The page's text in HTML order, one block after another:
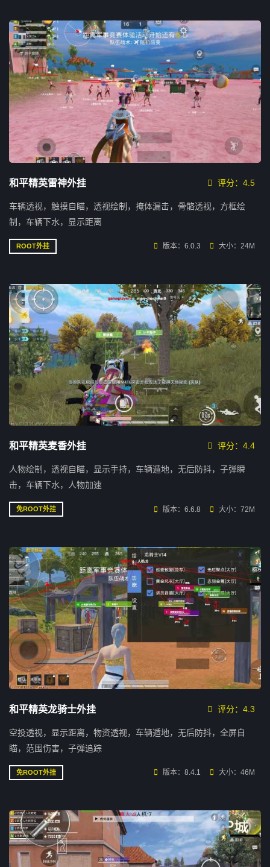
和平精英雷神外挂 评分：4.5
车辆透视，触摸自瞄，透视绘制，掩体漏击，骨骼透视，方框绘
制，车辆下水，显示距离
ROOT外挂 版本：6.0.3 大小：24M
和平精英麦香外挂 评分：4.4
人物绘制，透视自瞄，显示手持，车辆遁地，无后防抖，子弹瞬
击，车辆下水，人物加速
免ROOT外挂 版本：6.6.8 大小：72M
和平精英龙骑士外挂 评分：4.3
空投透视，显示距离，物资透视，车辆遁地，无后防抖，全屏自
瞄，范围伤害，子弹追踪
免ROOT外挂 版本：8.4.1 大小：46M